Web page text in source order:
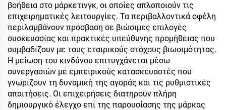
βοήθεια στο μάρκετινγκ, οι οποίες απλοποιούν τις
επιχειρηματικές λειτουργίες. Τα περιβαλλοντικά οφέλη
περιλαμβάνουν πρόσβαση σε βιώσιμες επιλογές
συσκευασίας και πρακτικές υπεύθυνης προμήθειας που
συμβαδίζουν με τους εταιρικούς στόχους βιωσιμότητας.
Η μείωση του κινδύνου επιτυγχάνεται μέσω
συνεργασιών με εμπειρικούς κατασκευαστές που
γνωρίζουν τη δυναμική της αγοράς και τις ρυθμιστικές
απαιτήσεις. Οι επιχειρήσεις διατηρούν πλήρη
δημιουργικό έλεγχο επί της παρουσίασης της μάρκας